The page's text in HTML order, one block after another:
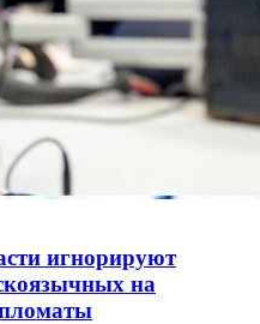
игнорируют
на